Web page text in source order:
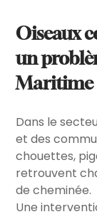
Oiseaux
un
Maritime
Dans le
et des
chouettes,
retrouvent
de cheminée.
Une